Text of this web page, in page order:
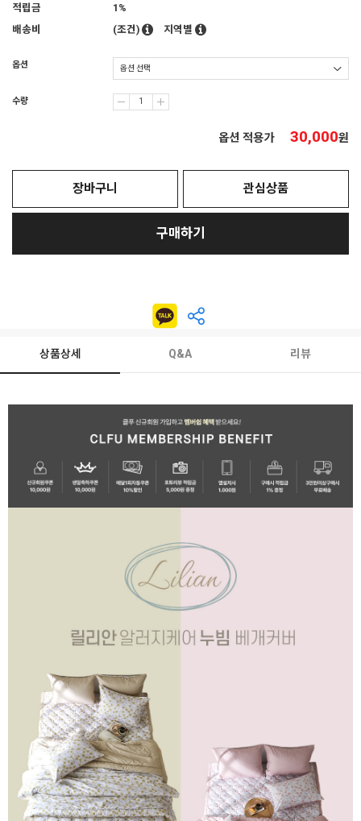
적립금
1%
배송비
(조건) 지역별
옵션
수량
옵션 적용가 30,000원
장바구니 관심상품
구매하기
상품상세 Q&A 리뷰